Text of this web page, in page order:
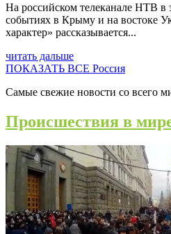
На российском телеканале НТВ в
событиях в Крыму и на востоке
характер» рассказывается...
читать дальше
ПОКАЗАТЬ ВСЕ Россия
Самые свежие новости со всего
Происшествия в